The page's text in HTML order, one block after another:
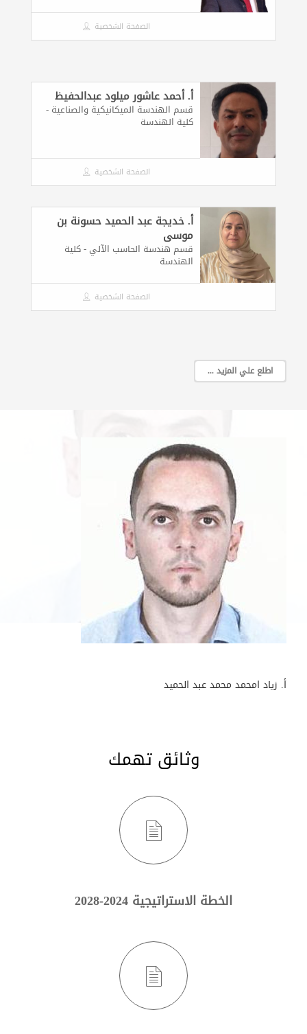
الصفحة الشخصية
أ. أحمد عاشور ميلود عبدالحفيظ
قسم الهندسة الميكانيكية والصناعية -
كلية الهندسة
الصفحة الشخصية
أ. خديجة عبد الحميد حسونة بن
موسى
قسم هندسة الحاسب الآلي - كلية
الهندسة
الصفحة الشخصية
اطلع علي المزيد ...
أ. زياد امحمد محمد عبد الحميد
وثائق تهمك
الخطة الاستراتيجية 2024-2028